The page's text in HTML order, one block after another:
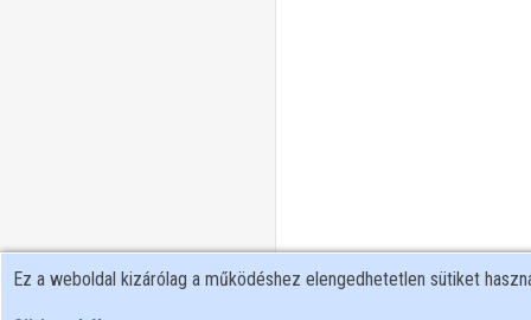
Ez a weboldal kizárólag a működéshez elengedhetetlen sütiket